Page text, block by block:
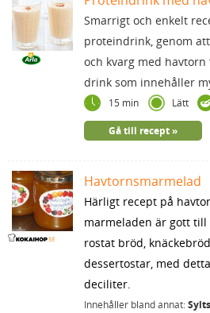
Smarrigt och enkelt
proteindrink, genom
och kvarg med
drink som innehåller
15 min Lätt
Gå till recept
Havtornsmarmelad
Härligt recept på
marmeladen är gott
rostat bröd,
dessertostar, med
deciliter.
Innehåller bland annat: